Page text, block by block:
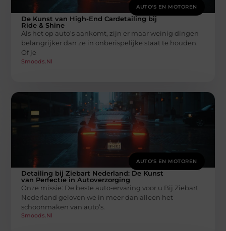
AUTO'S EN MOTOREN
De Kunst van High-End Cardetailing bij
Ride & Shine
Als het op auto’s aankomt, zijn er maar weinig dingen
belangrijker dan ze in onberispelijke staat te houden.
Of je
Smoods.nl
AUTO'S EN MOTOREN
Detailing bij Ziebart Nederland: De Kunst
van Perfectie in Autoverzorging
Onze missie: De beste auto-ervaring voor u Bij Ziebart
Nederland geloven we in meer dan alleen het
schoonmaken van auto’s.
Smoods.nl